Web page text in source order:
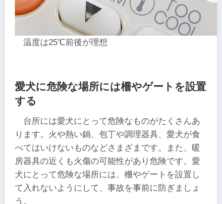
温度は25℃前後が理想
愛犬に危険な場所には柵やゲートを設置
する
台所には愛犬にとって危険なものがたくさんあ
ります。火や熱い鍋、包丁や調理器具、愛犬が食
べてはいけないものなどさまざまです。また、暖
房器具の近くも火傷の可能性があり危険です。愛
犬にとって危険な場所には、柵やゲートを設置し
て入れないようにして、事故を事前に防ぎましょ
う。